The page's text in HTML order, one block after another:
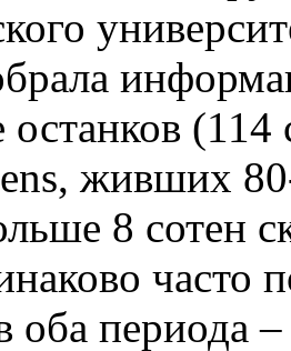
останков (114
живших
8 сотен
часто
периода